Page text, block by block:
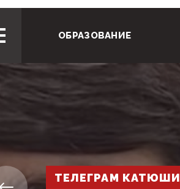
ОБРАЗОВАНИЕ
ТЕЛЕГРАМ КАТЮШИ